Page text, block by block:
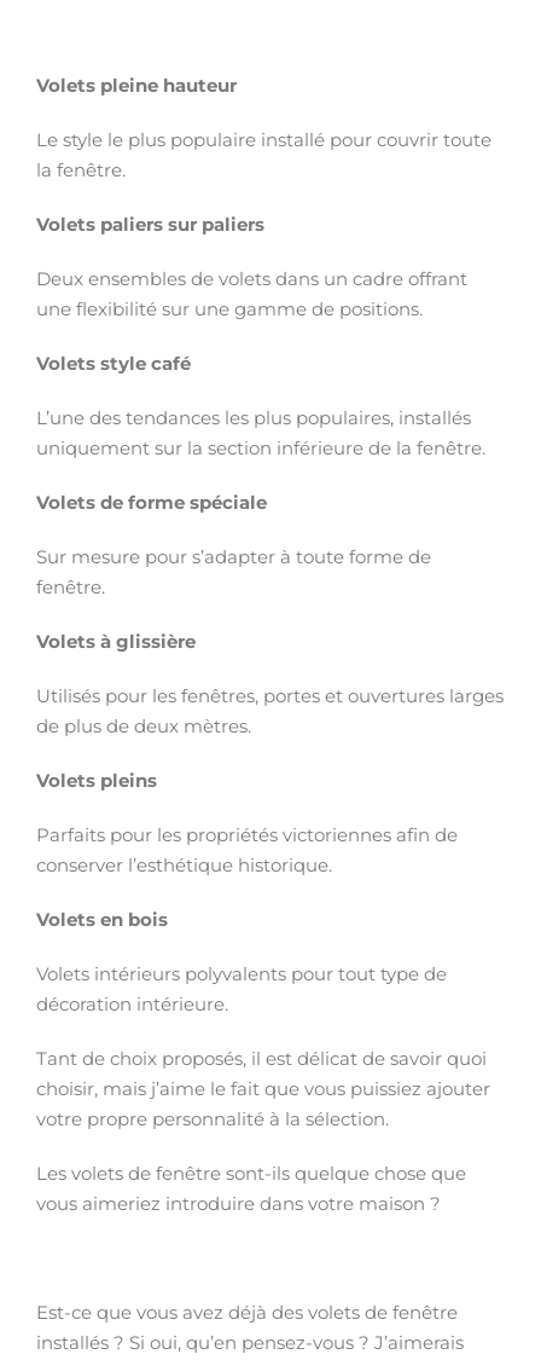
Volets pleine hauteur
Le style le plus populaire installé pour couvrir toute
la fenêtre.
Volets paliers sur paliers
Deux ensembles de volets dans un cadre offrant
une flexibilité sur une gamme de positions.
Volets style café
L’une des tendances les plus populaires, installés
uniquement sur la section inférieure de la fenêtre.
Volets de forme spéciale
Sur mesure pour s’adapter à toute forme de
fenêtre.
Volets à glissière
Utilisés pour les fenêtres, portes et ouvertures larges
de plus de deux mètres.
Volets pleins
Parfaits pour les propriétés victoriennes afin de
conserver l’esthétique historique.
Volets en bois
Volets intérieurs polyvalents pour tout type de
décoration intérieure.
Tant de choix proposés, il est délicat de savoir quoi
choisir, mais j’aime le fait que vous puissiez ajouter
votre propre personnalité à la sélection.
Les volets de fenêtre sont-ils quelque chose que
vous aimeriez introduire dans votre maison ?
Est-ce que vous avez déjà des volets de fenêtre
installés ? Si oui, qu’en pensez-vous ? J’aimerais